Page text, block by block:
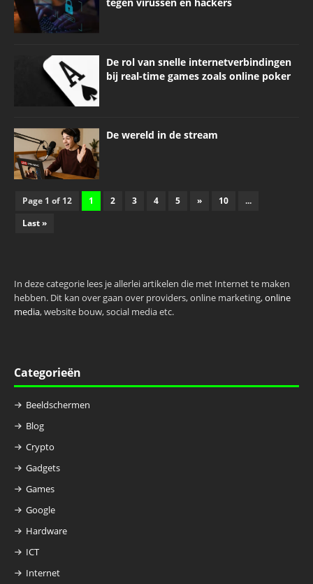
De rol van snelle internetverbindingen
bij real-time games zoals online poker
De wereld in de stream
Page 1 of 12 1 2 3 4 5 » 10
...
Last »
In deze categorie lees je allerlei artikelen die met Internet te maken
hebben. Dit kan over gaan over providers, online marketing,online
media, website bouw, social media etc.
Categorieën
Beeldschermen
Blog
Crypto
Gadgets
Games
Google
Hardware
ICT
Internet